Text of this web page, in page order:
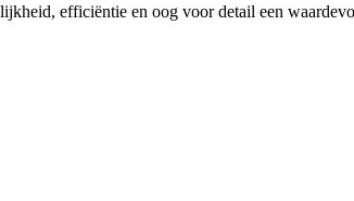
efficiëntie en oog voor detail een